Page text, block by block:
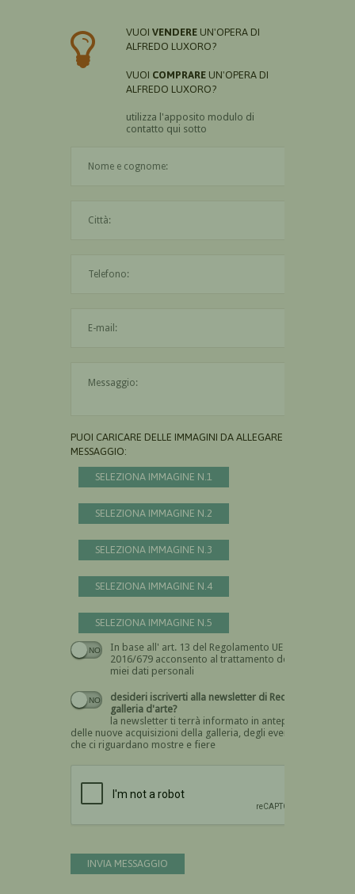
VUOI VENDERE UN'OPERA DI
ALFREDO LUXORO?
VUOI COMPRARE UN'OPERA DI
ALFREDO LUXORO?
utilizza l'apposito modulo di
contatto qui sotto
PUOI CARICARE DELLE IMMAGINI DA ALLEGARE AL
MESSAGGIO:
SELEZIONA IMMAGINE N.1
SELEZIONA IMMAGINE N.2
SELEZIONA IMMAGINE N.3
SELEZIONA IMMAGINE N.4
SELEZIONA IMMAGINE N.5
In base all' art. 13 del Regolamento UE n.
2016/679 acconsento al trattamento dei
miei dati personali
Devi dare il consenso
desideri iscriverti alla newsletter di Recta
galleria d'arte?
la newsletter ti terrà informato in anteprima
delle nuove acquisizioni della galleria, degli eventi
che ci riguardano mostre e fiere
INVIA MESSAGGIO